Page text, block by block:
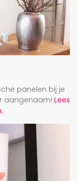
panelen bij je
aangenaam! Lees